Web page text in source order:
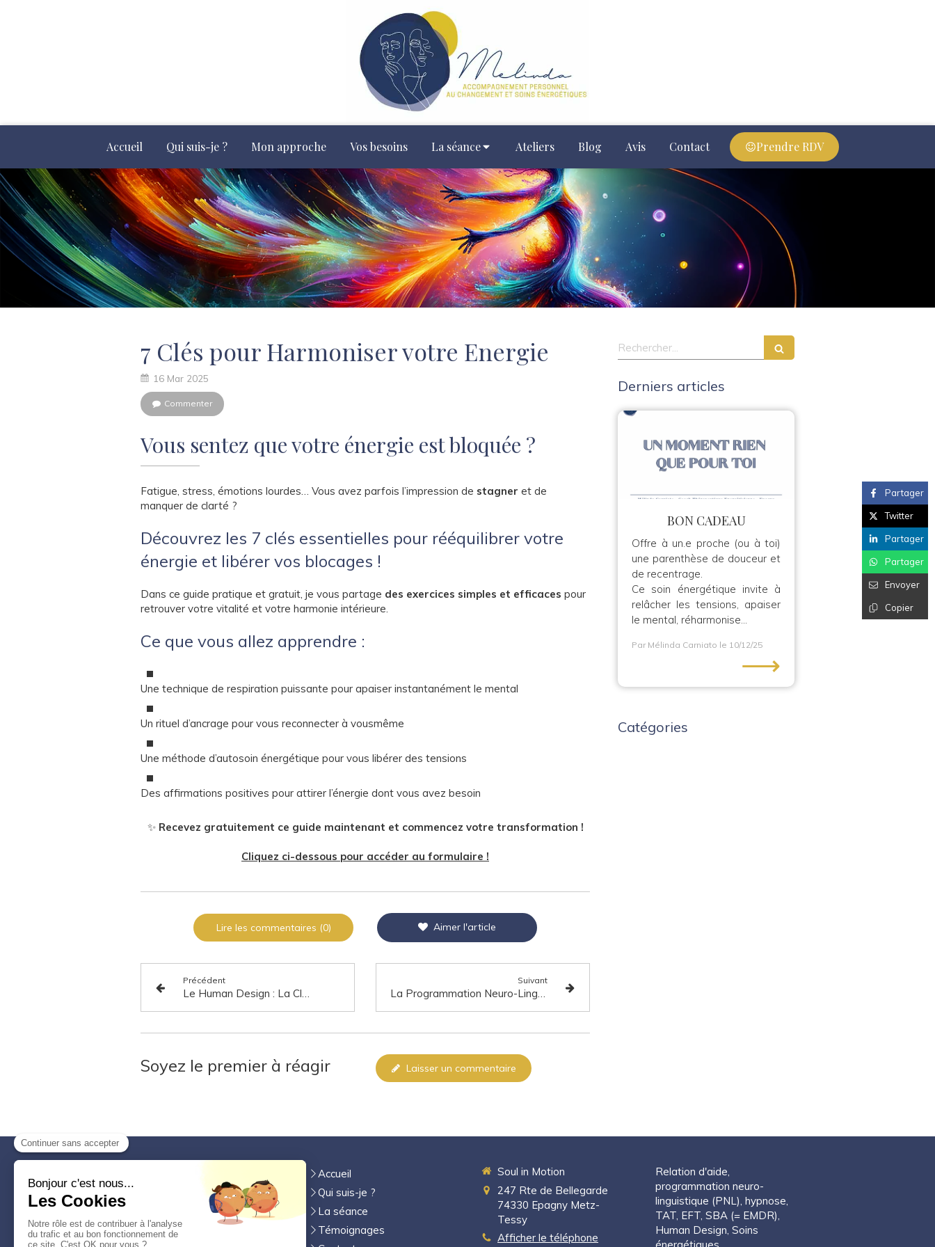
Accueil Qui suis-je ? Mon approche Vos besoins La séance Ateliers Blog Avis Contact Prendre RDV
7 Clés pour Harmoniser votre Energie
16 Mar 2025
Commenter
Vous sentez que votre énergie est bloquée ?
Fatigue, stress, émotions lourdes… Vous avez parfois l’impression de stagner et de
manquer de clarté ?
Découvrez les 7 clés essentielles pour rééquilibrer votre
énergie et libérer vos blocages !
Dans ce guide pratique et gratuit, je vous partage des exercices simples et efficaces pour
retrouver votre vitalité et votre harmonie intérieure.
Ce que vous allez apprendre :
Une technique de respiration puissante pour apaiser instantanément le mental
Un rituel d’ancrage pour vous reconnecter à vousmême
Une méthode d’autosoin énergétique pour vous libérer des tensions
Des affirmations positives pour attirer l’énergie dont vous avez besoin
✨ Recevez gratuitement ce guide maintenant et commencez votre transformation !
Cliquez ci-dessous pour accéder au formulaire !
Lire les commentaires (0) Aimer l'article
Précédent Suivant
Partager
Twitter
Partager
Partager
Envoyer
Copier
Soyez le premier à réagir Laisser un commentaire
Rechercher
Derniers articles
BON CADEAU
Offre à un.e proche (ou à toi)
une parenthèse de douceur et
de recentrage.
Ce soin énergétique invite à
relâcher les tensions, apaiser
le mental, réharmonise...
Par Mélinda Carniato le 10/12/25
⟶
Catégories
dans son cabinet
et peut également
vous accompagner à
distancepour tout blocage
physique, émotionnel, troubles
Accueil
Qui suis-je ?
La séance
Témoignages
Soul in Motion
247 Rte de Bellegarde
74330 Epagny Metz-
Tessy
Afficher le téléphone
Relation d'aide,
programmation neuro-
linguistique (PNL), hypnose,
TAT, EFT, SBA (= EMDR),
Human Design, Soins
énergétiques